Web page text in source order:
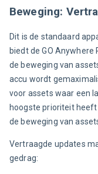
Beweging:
Dit is de standaard
biedt de GO Anywhere
de beweging van
accu wordt
voor assets waar een
hoogste prioriteit
de beweging van
Vertraagde updates
gedrag: